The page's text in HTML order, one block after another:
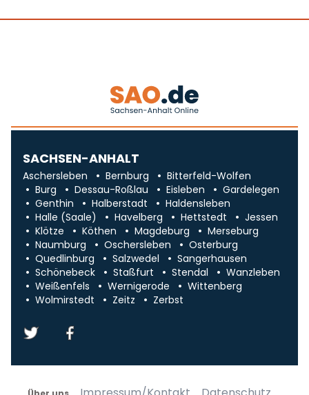
SACHSEN-ANHALT
Aschersleben Bernburg
Bitterfeld-Wolfen
Burg
Dessau-Roßlau Eisleben
Gardelegen
Genthin
Halberstadt
Haldensleben
Halle (Saale)
Havelberg Hettstedt
Jessen
Klötze
Köthen Magdeburg
Merseburg
Naumburg
Oschersleben
Osterburg
Quedlinburg
Salzwedel
Sangerhausen
Schönebeck
Staßfurt Stendal
Wanzleben
Weißenfels
Wernigerode
Wittenberg
Wolmirstedt
Zeitz Zerbst